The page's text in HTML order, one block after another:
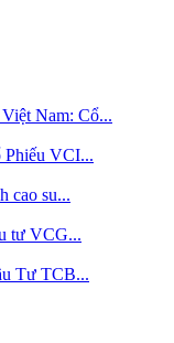
Nam: Cổ...
Phiếu VCI...
cao su...
tư VCG...
Tư TCB...